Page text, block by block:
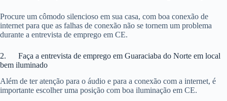
Procure um cômodo silencioso em sua casa, com boa conexão de
internet para que as falhas de conexão não se tornem um problema
durante a entrevista de emprego em CE.
2. Faça a entrevista de emprego em Guaraciaba do Norte em local
bem iluminado
Além de ter atenção para o áudio e para a conexão com a internet, é
importante escolher uma posição com boa iluminação em CE.